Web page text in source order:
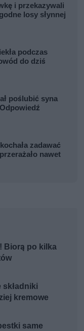
i przekazywali
losy słynnej
podczas
do dziś
poślubić syna
zadawać
nawet
Biorą po kilka
składniki
kremowe
same